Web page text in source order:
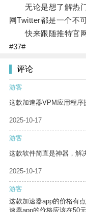
无论是想了解热门
网Twitter都是一个不
快来跟随推特官网
#37#
评论
游客
这款加速器VPM应用程序
2025-10-17
游客
这款软件简直是神器，解
2025-10-17
游客
这款加速器app的价格有
速器app的价格应该在50